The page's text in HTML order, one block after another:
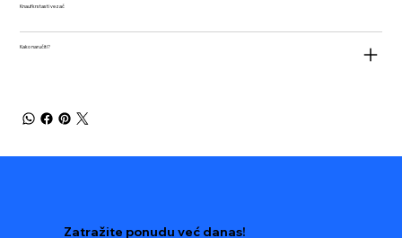
Knauf krstasti vezač
Kako naručiti?
Zatražite ponudu već danas!